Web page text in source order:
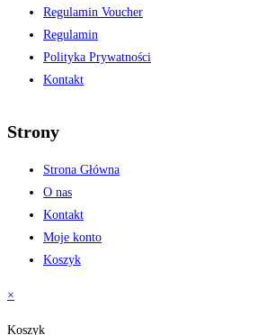
Regulamin Voucher
Regulamin
Polityka Prywatności
Kontakt
Strony
Strona Główna
O nas
Kontakt
Moje konto
Koszyk
×
Koszyk